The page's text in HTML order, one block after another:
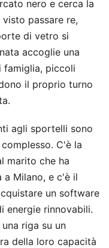
nero e cerca la
passare re,
di vetro si
accoglie una
famiglia, piccoli
il proprio turno
agli sportelli sono
C'è la
marito che ha
a Milano, e c'è il
un software
energie rinnovabili.
riga su un
della loro capacità